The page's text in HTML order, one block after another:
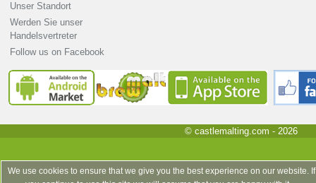
Unser Standort
Werden Sie unser
Handelsvertreter
Follow us on Facebook
© castlemalting.com - 2026
We use cookies to ensure that we give you the best experience on our website. If